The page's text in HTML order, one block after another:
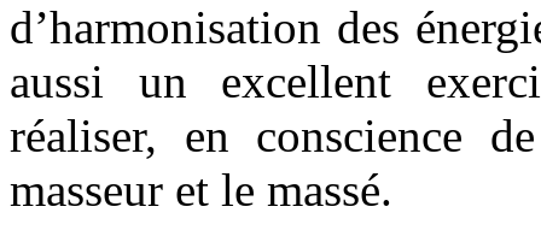
d’harmonisation des
aussi un excellent
réaliser, en conscience
masseur et le massé.